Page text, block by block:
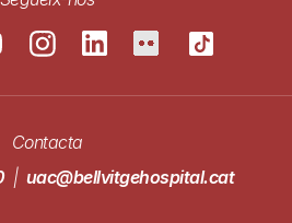
Contacta
| uac@bellvitgehospital.cat